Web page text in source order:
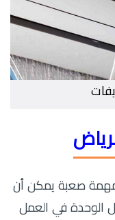
صعبة يمكن أن
الوحدة في العمل